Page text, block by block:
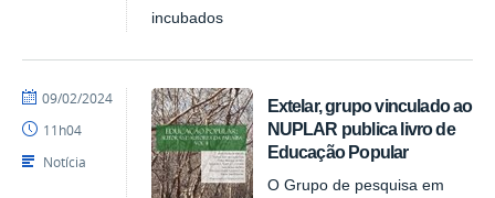
incubados
Extelar, grupo vinculado ao
NUPLAR publica livro de
Educação Popular
O Grupo de pesquisa em
por
publicado
09/02/2024
11h04
Notícia